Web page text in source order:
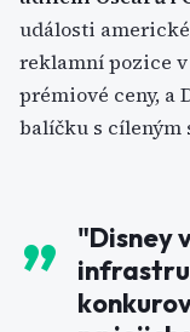
události
reklamní pozice
prémiové ceny, a
balíčku s cíleným
"Disney